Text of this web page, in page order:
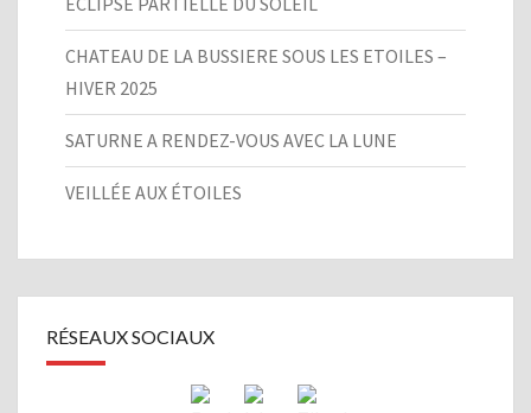
CHATEAU DE LA BUSSIERE SOUS LES ETOILES –
HIVER 2025
SATURNE A RENDEZ-VOUS AVEC LA LUNE
VEILLÉE AUX ÉTOILES
RÉSEAUX SOCIAUX